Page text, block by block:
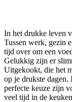
In het drukke leven
Tussen werk, gezin
tijd over om een
Gelukkig zijn er
Uitgekookt, die het
op je drukste dagen.
perfecte keuze zijn
veel tijd in de